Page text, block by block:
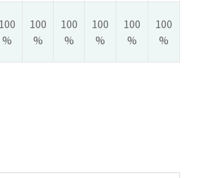
100
%
100
%
100
%
100
%
100
%
100
%